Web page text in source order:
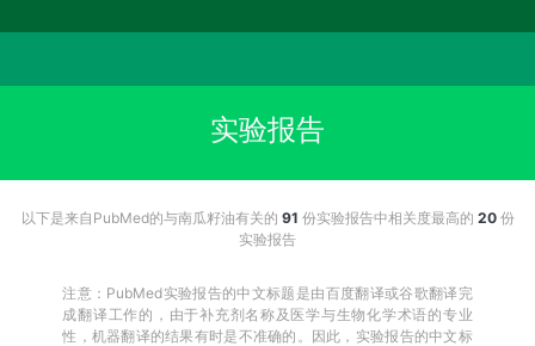
实验报告
以下是来自PubMed的与南瓜籽油有关的 91 份实验报告中相关度最高的 20份
实验报告
注意：PubMed实验报告的中文标题是由百度翻译或谷歌翻译完
成翻译工作的，由于补充剂名称及医学与生物化学术语的专业
性，机器翻译的结果有时是不准确的。因此，实验报告的中文标